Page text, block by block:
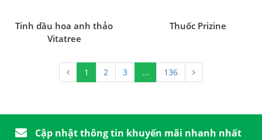
Tinh dầu hoa anh thảo
Vitatree
Thuốc Prizine
1 2 3 ... 136
Cập nhật thông tin khuyến mãi nhanh nhất